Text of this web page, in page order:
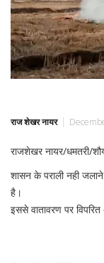
राज शेखर नायर
राजशेखर नायर/धमतरी/
शासन के पराली नही
है।
इससे वातावरण पर